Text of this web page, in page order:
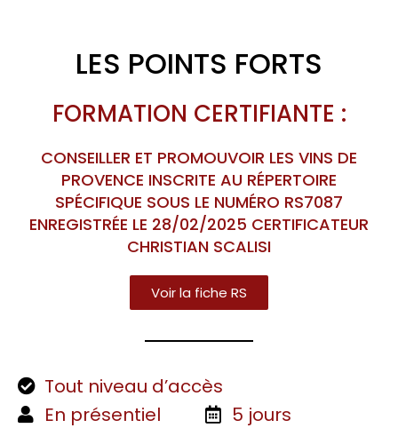
LES POINTS FORTS
FORMATION CERTIFIANTE :
CONSEILLER ET PROMOUVOIR LES VINS DE
PROVENCE INSCRITE AU RÉPERTOIRE
SPÉCIFIQUE SOUS LE NUMÉRO RS7087
ENREGISTRÉE LE 28/02/2025 CERTIFICATEUR
CHRISTIAN SCALISI
Voir la fiche RS
Tout niveau d’accès
En présentiel
5 jours